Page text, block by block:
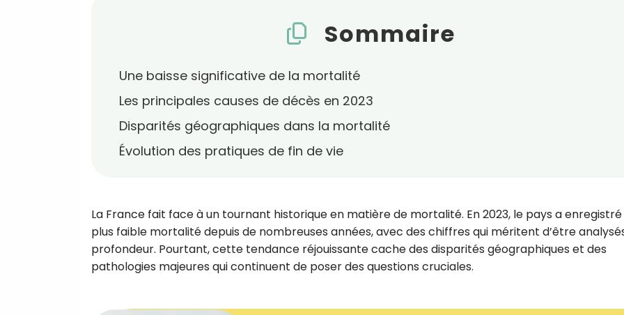
Sommaire
Une baisse significative de la mortalité
Les principales causes de décès en 2023
Disparités géographiques dans la mortalité
Évolution des pratiques de fin de vie
La France fait face à un tournant historique en matière de mortalité. En 2023, le pays a enregistré
plus faible mortalité depuis de nombreuses années, avec des chiffres qui méritent d’être
profondeur. Pourtant, cette tendance réjouissante cache des disparités géographiques et des
pathologies majeures qui continuent de poser des questions cruciales.